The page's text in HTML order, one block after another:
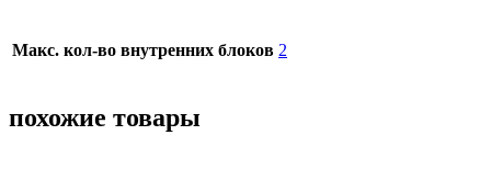
Макс. кол-во внутренних блоков 2
похожие товары